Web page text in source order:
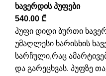
ხავერდის პუფები
540.00 ₾
პუფი დიდი ბურთი
უმაღლესი ხარისხის
სარჩული,რაც
და გარეცხვას. პუფზე